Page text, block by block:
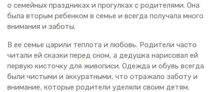
о семейных праздниках и прогулках с родителями. Она
была вторым ребенком в семье и всегда получала много
внимания и заботы.
В ее семье царили теплота и любовь. Родители часто
читали ей сказки перед сном, а дедушка нарисовал ей
первую кисточку для живописи. Одежда и обувь всегда
были чистыми и аккуратными, что отражало заботу и
внимание, которые родители уделяли своим детям.